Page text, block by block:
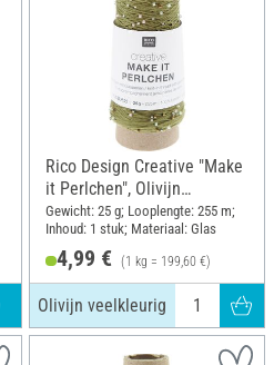
Rico Design Creative "Make
it Perlchen", Olivijn
veelkleurig
Gewicht: 25 g; Looplengte: 255 m;
Inhoud: 1 stuk; Materiaal: Glas
4,99 € (1 kg = 199,60 €)
Olivijn veelkleurig